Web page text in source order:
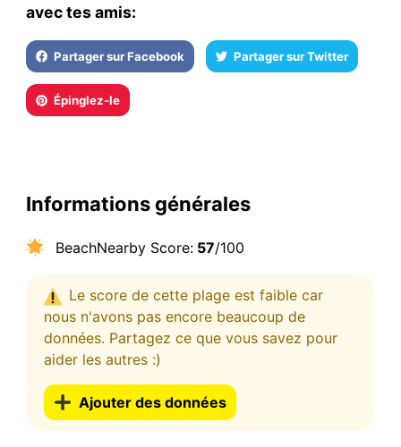
avec tes amis:
Partager sur Facebook Partager sur Twitter
Épinglez-le
Informations générales
BeachNearby Score:57/100
Le score de cette plage est faible car
nous n'avons pas encore beaucoup de
données. Partagez ce que vous savez pour
aider les autres :)
Ajouter des données